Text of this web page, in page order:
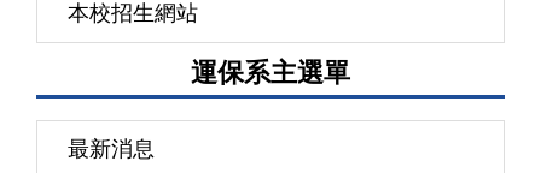
本校招生網站
運保系主選單
最新消息